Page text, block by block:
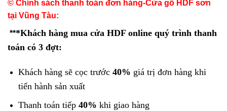
© Chính sách thanh toán đơn hàng-Cửa gỗ HDF sơn
tại Vũng Tàu:
***Khách hàng mua cửa HDF online quý trình thanh
toán có 3 đợt:
Khách hàng sẽ cọc trước40% giá trị đơn hàng khi
tiến hành sản xuất
Thanh toán tiếp 40% khi giao hàng